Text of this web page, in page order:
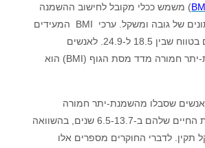
) משמש ככלי מקובל לחישוב ההשמנה
והוא מבוסס על נתונים של גובה ומשקל. ערכי BMI המעידים
על משקל בריא הם בטווח שבין 18.5 ל-24.9. לאנשים
הסובלים מהשמנת-יתר חמורה מדד מסת הגוף (BMI) הוא
אנשים שסבלו מהשמנת-יתר חמורה
הפחיתו את תוחלת החיים שלהם ב-6.5-13.7 שנים, בהשוואה
תקין. לדברי החוקרים מספרים אלו